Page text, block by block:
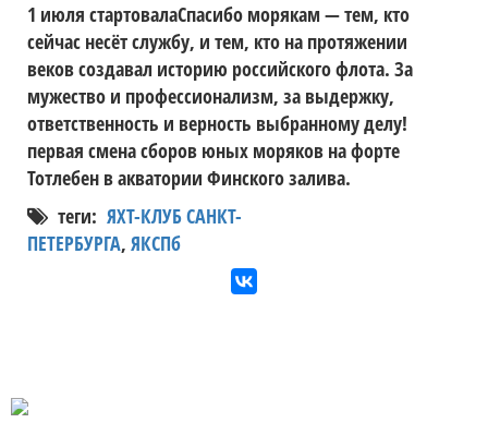
1 июля стартовалаСпасибо морякам — тем, кто
сейчас несёт службу, и тем, кто на протяжении
веков создавал историю российского флота. За
мужество и профессионализм, за выдержку,
ответственность и верность выбранному делу!
первая смена сборов юных моряков на форте
Тотлебен в акватории Финского залива.
теги: ЯХТ-КЛУБ САНКТ-
ПЕТЕРБУРГА, ЯКСПб